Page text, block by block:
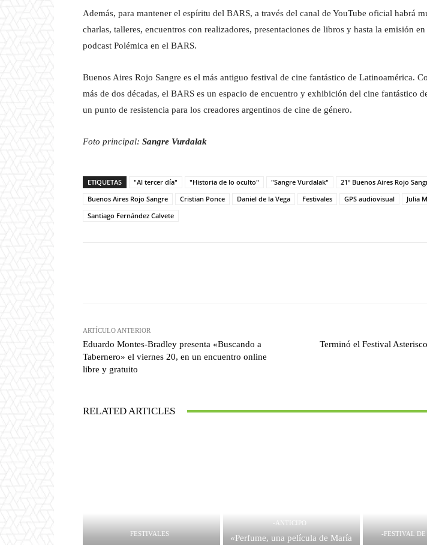
Además, para mantener el espíritu del BARS, a través del canal de YouTube oficial habrá
charlas, talleres, encuentros con realizadores, presentaciones de libros y hasta la emisión
podcast Polémica en el BARS.
Buenos Aires Rojo Sangre es el más antiguo festival de cine fantástico de Latinoamérica.
más de dos décadas, el BARS es un espacio de encuentro y exhibición del cine fantástico
un punto de resistencia para los creadores argentinos de cine de género.
Foto principal: Sangre Vurdalak
ETIQUETAS "Al tercer día" "Historia de lo oculto" "Sangre Vurdalak"
21º Buenos Aires Rojo
Buenos Aires Rojo Sangre
Cristian Ponce Daniel de la Vega Festivales GPS audiovisual
Julia
Santiago Fernández Calvete
ARTÍCULO ANTERIOR
Eduardo Montes-Bradley presenta «Buscando a
Tabernero» el viernes 20, en un encuentro online
libre y gratuito
Terminó el Festival
RELATED ARTICLES
FESTIVALES
-ANTICIPO
«Perfume, una película de María
-FESTIVAL